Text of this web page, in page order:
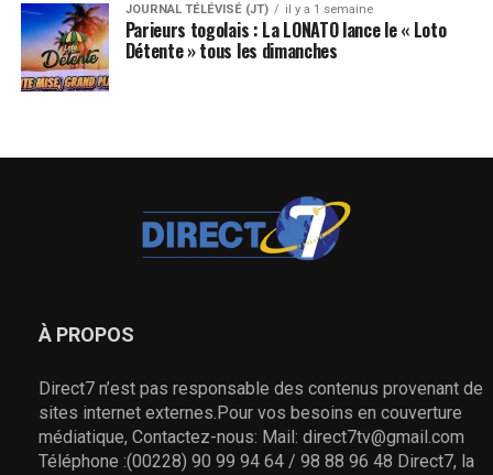
JOURNAL TÉLÉVISÉ (JT) il y a 1 semaine
Parieurs togolais : La LONATO lance le « Loto
Détente » tous les dimanches
À PROPOS
Direct7 n’est pas responsable des contenus provenant de
sites internet externes.Pour vos besoins en couverture
médiatique, Contactez-nous: Mail: direct7tv@gmail.com
Téléphone :(00228) 90 99 94 64 / 98 88 96 48 Direct7, la